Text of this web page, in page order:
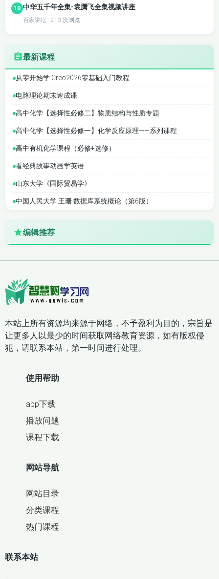
10 中华五千年全集-袁腾飞全集视频讲座
百家讲坛 · 213 次浏览
最新课程
从零开始学 Creo2026零基础入门教程
电路理论期末速成课
高中化学【选择性必修二】物质结构与性质专题
高中化学【选择性必修一】化学反应原理——系列课程
高中有机化学课程（必修+选修）
看经典故事动画学英语
山东大学《国际贸易学》
中国人民大学 王珊 数据库系统概论（第6版）
编辑推荐
本站上所有资源均来源于网络，不予盈利为目的，宗旨是
让更多人以最少的时间获取网络教育资源，如有版权侵
犯，请联系本站，第一时间进行处理。
使用帮助
app下载
播放问题
课程下载
网站导航
网站目录
分类课程
热门课程
联系本站